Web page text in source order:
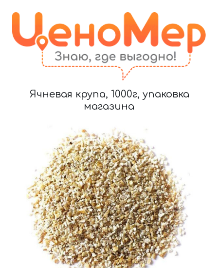
Ячневая крупа, 1000г, упаковка
магазина